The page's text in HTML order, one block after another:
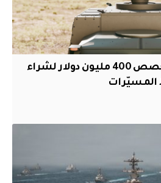
الجيش الأمريكي يخصص 400 مليون دولار لشراء
المسيّرات